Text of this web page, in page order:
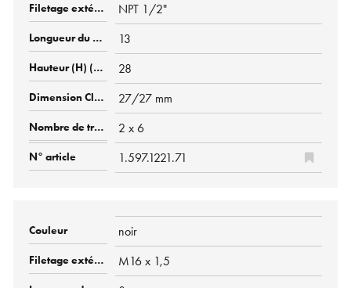
NPT 1/2"
13
28
27/27 mm
2 x 6
1.597.1221.71
noir
M16 x 1,5